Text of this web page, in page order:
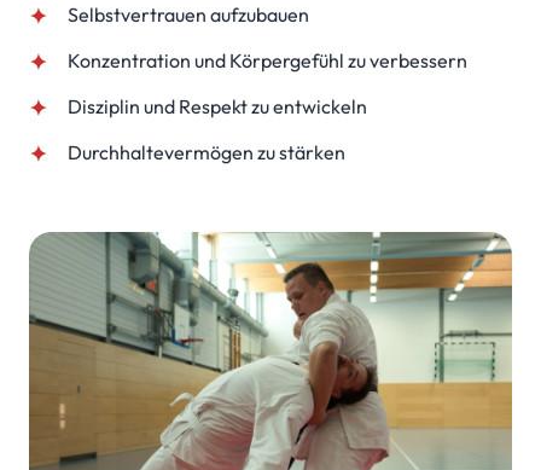
Selbstvertrauen aufzubauen
Konzentration und Körpergefühl zu verbessern
Disziplin und Respekt zu entwickeln
Durchhaltevermögen zu stärken